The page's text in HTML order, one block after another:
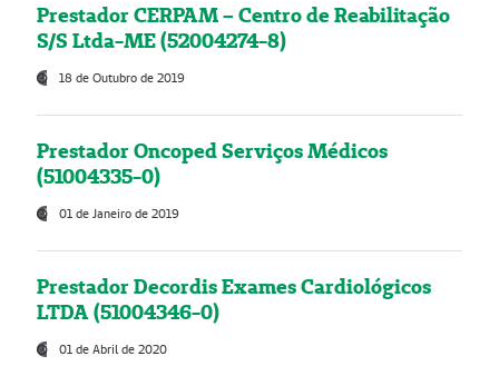
Prestador CERPAM – Centro de Reabilitação
S/S Ltda-ME (52004274-8)
18 de Outubro de 2019
Prestador Oncoped Serviços Médicos
(51004335-0)
01 de Janeiro de 2019
Prestador Decordis Exames Cardiológicos
LTDA (51004346-0)
01 de Abril de 2020